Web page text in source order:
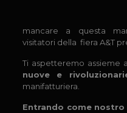
mancare a questa
visitatori della fiera A&T
Ti aspetteremo assieme
nuove e
manifatturiera.
Entrando come